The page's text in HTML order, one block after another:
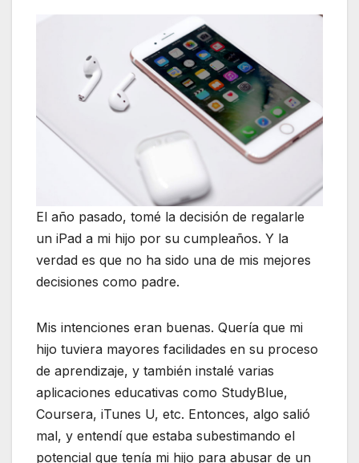
El año pasado, tomé la decisión de regalarle
un iPad a mi hijo por su cumpleaños. Y la
verdad es que no ha sido una de mis mejores
decisiones como padre.
Mis intenciones eran buenas. Quería que mi
hijo tuviera mayores facilidades en su proceso
de aprendizaje, y también instalé varias
aplicaciones educativas como StudyBlue,
Coursera, iTunes U, etc. Entonces, algo salió
mal, y entendí que estaba subestimando el
potencial que tenía mi hijo para abusar de un